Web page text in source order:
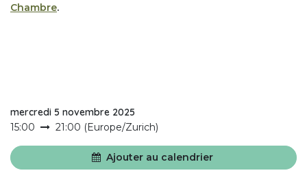
Chambre.
mercredi 5 novembre 2025
15:00
21:00 (Europe/Zurich)
Ajouter au calendrier